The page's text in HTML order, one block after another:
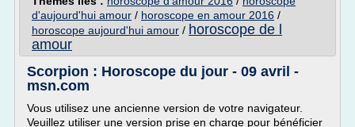
d'aujourd'hui amour / horoscope en amour 2016 /
horoscope aujourd'hui amour / horoscope de l
amour
Scorpion : Horoscope du jour - 09 avril -
msn.com
Vous utilisez une ancienne version de votre navigateur.
Veuillez utiliser une version prise en charge pour bénéficier